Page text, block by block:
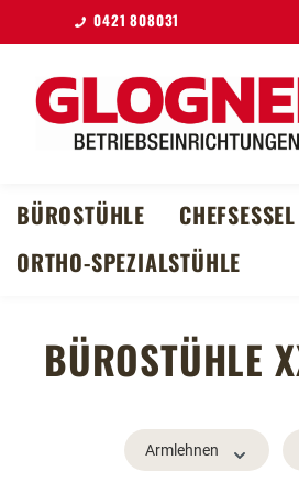
Hauptinhalt springen
Zur Suche springen
Zur Hauptnavigation springen
0421 808031
BÜROSTÜHLE CHEFSESSEL
ORTHO-SPEZIALSTÜHLE
BÜROSTÜHLE
Armlehnen